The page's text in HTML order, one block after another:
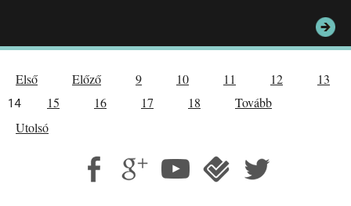
Első Előző 9 10 11 12 13
14 15 16 17 18
Tovább
Utolsó